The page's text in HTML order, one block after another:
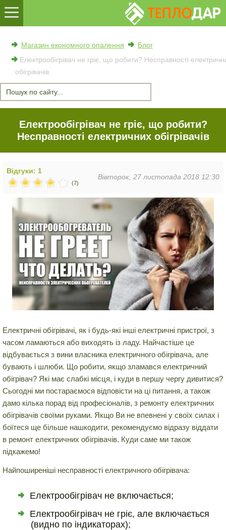
Магазин економного опалення
Блог
Електрообігрівач не гріє, що робити? Несправності
обігрівачів
Електрообігрівач не гріє, що робити?
Несправності електричних обігрівачів
Відгуки: 1
(7)
Вівторок, 27 листопада 2018 12:30
Електричні обігрівачі, як і будь-які інші електричні пристрої, з
часом ламаються або виходять із ладу. Найчастіше це
відбувається з вини власника електричного обігрівача, але
бувають і шлюби. Що робити, якщо зламався електричний
обігрівач? Які має слабкі місця, і куди в першу чергу дивитися?
Сьогодні ми постараємося відповісти на ці питання, а також
дамо кілька порад від професіоналів, з ремонту електричних
обігрівачів своїми руками. Якщо Ви не впевнені у своїх силах і
боїтеся ще більше нашкодити, рекомендуємо відразу віддати
в ремонт електричних обігрівачів. Куди саме ми також
підкажемо!
Найпоширеніші несправності електричного обігрівача:
Електрообігрівач не включається;
Електрообігрівач не гріє, але включається
(видно по індикаторах);